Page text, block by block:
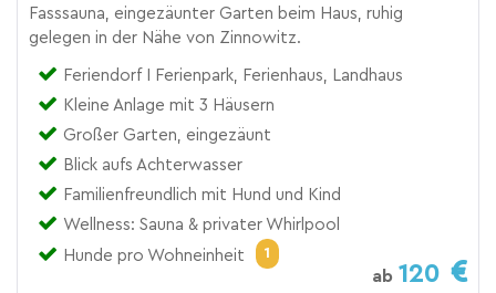
Fasssauna, eingezäunter Garten beim Haus, ruhig
gelegen in der Nähe von Zinnowitz.
Feriendorf I Ferienpark, Ferienhaus, Landhaus
Kleine Anlage mit 3 Häusern
Großer Garten, eingezäunt
Blick aufs Achterwasser
Familienfreundlich mit Hund und Kind
Wellness: Sauna & privater Whirlpool
Hunde pro Wohneinheit
1
ab 120